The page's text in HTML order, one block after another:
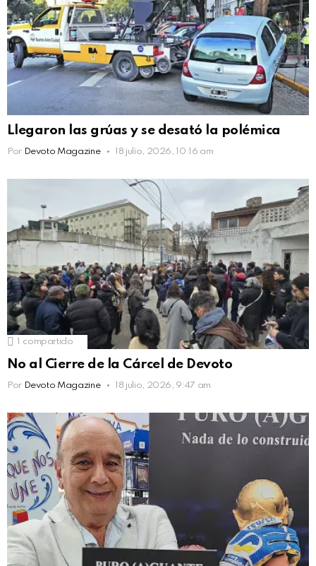
Llegaron las grúas y se desató la polémica
Por Devoto Magazine 18 julio, 2026, 10:16 am
1 compartido
No al Cierre de la Cárcel de Devoto
Por Devoto Magazine 18 julio, 2026, 9:47 am